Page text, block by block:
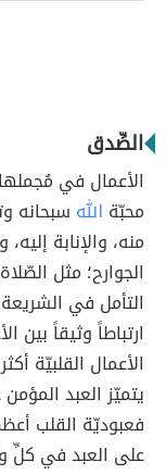
الصِّدق
الأعمال في
محبّة الله سبحانه
منه، والإنابة
الجوارح؛ مثل
التأمل في
ارتباطاً وثيقاً بين
الأعمال القلبيّة
يتميّز العبد
فعبوديّة القلب
على العبد في كلِّ